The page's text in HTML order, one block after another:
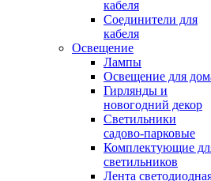
кабеля
Соединители для
кабеля
Освещение
Лампы
Освещение для
Гирлянды и
новогодний декор
Светильники
садово-парковые
Комплектующие
светильников
Лента